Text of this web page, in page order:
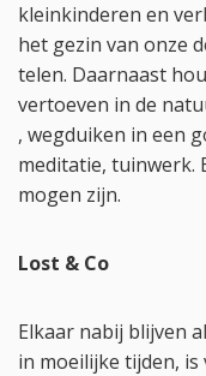
kleinkinderen en
het gezin van onze
telen. Daarnaast
vertoeven in de
, wegduiken in een
meditatie, tuinwerk.
mogen zijn.
Lost & Co
Elkaar nabij blijven
in moeilijke tijden,